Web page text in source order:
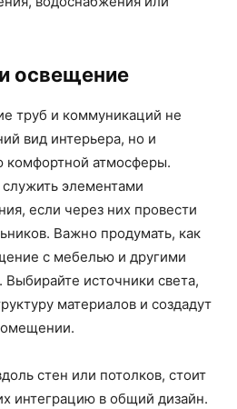
освещение
труб и коммуникаций не
вид интерьера, но и
комфортной атмосферы.
элементами
если через них провести
Важно продумать, как
с мебелью и другими
источники света,
материалов и создадут
стен или потолков, стоит
интеграцию в общий дизайн.